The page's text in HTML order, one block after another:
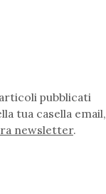
pubblicati
tua casella email,
newsletter.